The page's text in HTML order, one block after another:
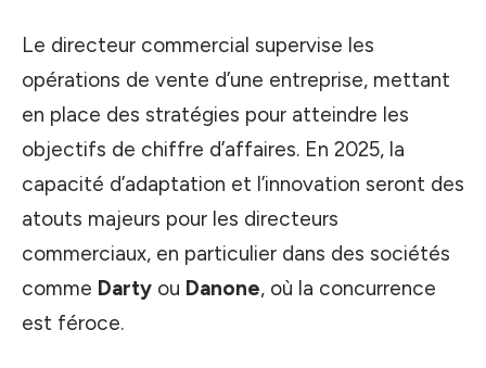
Le directeur commercial supervise les
opérations de vente d’une entreprise, mettant
en place des stratégies pour atteindre les
objectifs de chiffre d’affaires. En 2025, la
capacité d’adaptation et l’innovation seront des
atouts majeurs pour les directeurs
commerciaux, en particulier dans des sociétés
comme Darty ou Danone, où la concurrence
est féroce.